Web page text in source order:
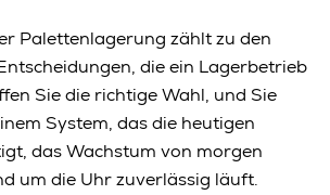
Palettenlagerung zählt zu den
die ein Lagerbetrieb
Sie die richtige Wahl, und Sie
System, das die heutigen
das Wachstum von morgen
um die Uhr zuverlässig läuft.